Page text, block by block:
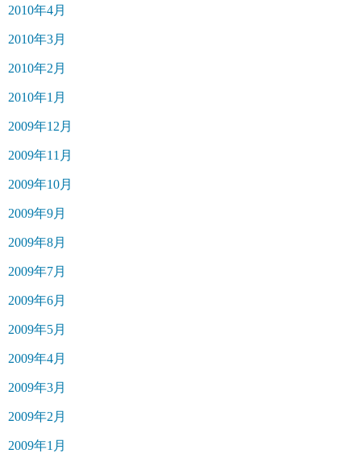
2010年4月
2010年3月
2010年2月
2010年1月
2009年12月
2009年11月
2009年10月
2009年9月
2009年8月
2009年7月
2009年6月
2009年5月
2009年4月
2009年3月
2009年2月
2009年1月